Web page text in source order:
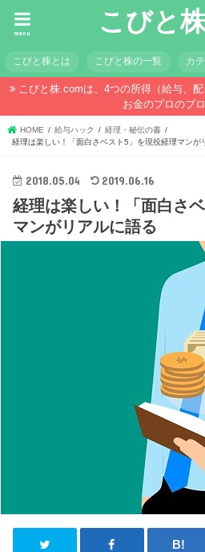
こびと
menu
こびと株とは こびと株の一覧 カ
こびと株.comは、4つの所得（給与、
お金のプロのブ
HOME 給与ハック
経理・秘伝の書
経理は楽しい！「面白さベスト5」を現役経理マンが
2018.05.04 2019.06.16
経理は楽しい！「面白さ
マンがリアルに語る